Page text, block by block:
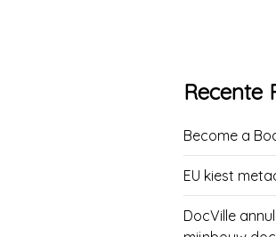
Recente
Become a
EU kiest
DocVille